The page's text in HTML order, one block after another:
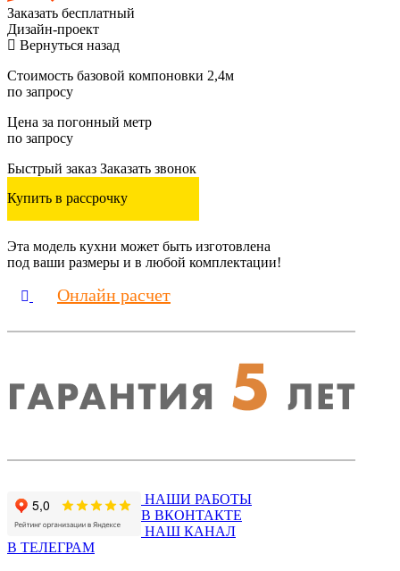
Заказать бесплатный
Дизайн-проект
Вернуться назад
Стоимость базовой компоновки 2,4м
по запросу
Цена за погонный метр
по запросу
Быстрый заказ Заказать звонок
Купить в рассрочку
Эта модель кухни может быть изготовлена
под ваши размеры и в любой комплектации!
Онлайн расчет
НАШИ РАБОТЫ
В ВКОНТАКТЕ
НАШ КАНАЛ
В ТЕЛЕГРАМ